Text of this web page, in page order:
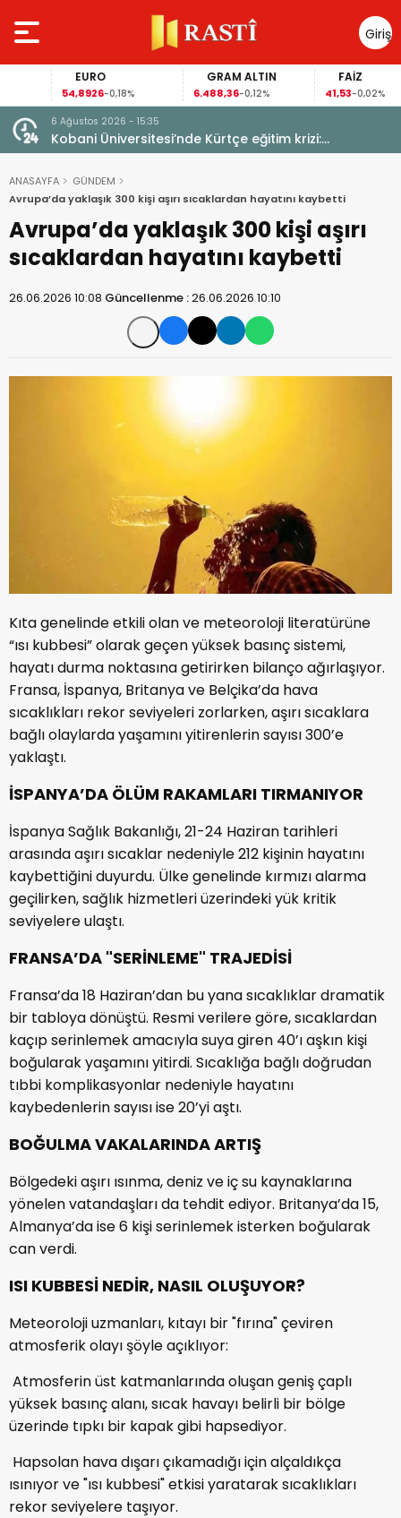
Giriş
Yap
EURO
54,8926-0,18%
GRAM ALTIN
6.488,36-0,12%
FAİZ
41,53-0,02%
6 Ağustos 2026 - 15:35
Kobani Üniversitesi’nde Kürtçe eğitim krizi:
Öğrenciler anadilde eğitimin sürmesini istiyor
ANASAYFA
GÜNDEM
Avrupa’da yaklaşık 300 kişi aşırı sıcaklardan hayatını kaybetti
Avrupa’da yaklaşık 300 kişi aşırı
sıcaklardan hayatını kaybetti
26.06.2026 10:08 Güncellenme :26.06.2026 10:10
Kıta genelinde etkili olan ve meteoroloji literatürüne
“ısı kubbesi” olarak geçen yüksek basınç sistemi,
hayatı durma noktasına getirirken bilanço ağırlaşıyor.
Fransa, İspanya, Britanya ve Belçika’da hava
sıcaklıkları rekor seviyeleri zorlarken, aşırı sıcaklara
bağlı olaylarda yaşamını yitirenlerin sayısı 300’e
yaklaştı.
İSPANYA’DA ÖLÜM RAKAMLARI TIRMANIYOR
İspanya Sağlık Bakanlığı, 21-24 Haziran tarihleri
arasında aşırı sıcaklar nedeniyle 212 kişinin hayatını
kaybettiğini duyurdu. Ülke genelinde kırmızı alarma
geçilirken, sağlık hizmetleri üzerindeki yük kritik
seviyelere ulaştı.
FRANSA’DA "SERİNLEME" TRAJEDİSİ
Fransa’da 18 Haziran’dan bu yana sıcaklıklar dramatik
bir tabloya dönüştü. Resmi verilere göre, sıcaklardan
kaçıp serinlemek amacıyla suya giren 40’ı aşkın kişi
boğularak yaşamını yitirdi. Sıcaklığa bağlı doğrudan
tıbbi komplikasyonlar nedeniyle hayatını
kaybedenlerin sayısı ise 20’yi aştı.
BOĞULMA VAKALARINDA ARTIŞ
Bölgedeki aşırı ısınma, deniz ve iç su kaynaklarına
yönelen vatandaşları da tehdit ediyor. Britanya’da 15,
Almanya’da ise 6 kişi serinlemek isterken boğularak
can verdi.
ISI KUBBESİ NEDİR, NASIL OLUŞUYOR?
Meteoroloji uzmanları, kıtayı bir "fırına" çeviren
atmosferik olayı şöyle açıklıyor:
Atmosferin üst katmanlarında oluşan geniş çaplı
yüksek basınç alanı, sıcak havayı belirli bir bölge
üzerinde tıpkı bir kapak gibi hapsediyor.
Hapsolan hava dışarı çıkamadığı için alçaldıkça
ısınıyor ve "ısı kubbesi" etkisi yaratarak sıcaklıkları
rekor seviyelere taşıyor.